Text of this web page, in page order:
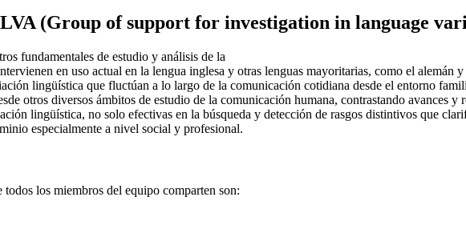
(Group of support for investigation in language
fundamentales de estudio y análisis de la
en uso actual en la lengua inglesa y otras lenguas mayoritarias, como el alemán y
lingüística que fluctúan a lo largo de la comunicación cotidiana desde el entorno
otros diversos ámbitos de estudio de la comunicación humana, contrastando avances y
lingüística, no solo efectivas en la búsqueda y detección de rasgos distintivos que
especialmente a nivel social y profesional.
todos los miembros del equipo comparten son: